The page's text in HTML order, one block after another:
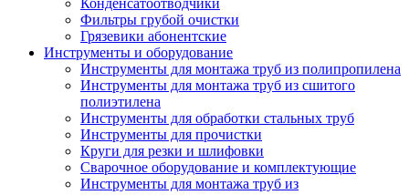
Конденсатоотводчики
Фильтры грубой очистки
Грязевики абонентские
Инструменты и оборудование
Инструменты для монтажа труб из полипропилена
Инструменты для монтажа труб из сшитого
полиэтилена
Инструменты для обработки стальных труб
Инструменты для прочистки
Круги для резки и шлифовки
Сварочное оборудование и комплектующие
Инструменты для монтажа труб из